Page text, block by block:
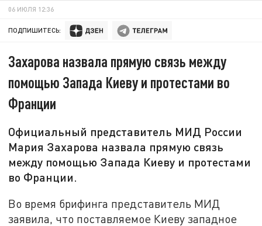
06 ИЮЛЯ 12:36
ПОДПИШИТЕСЬ:
Захарова назвала прямую связь между
помощью Запада Киеву и протестами во
Франции
Официальный представитель МИД России
Мария Захарова назвала прямую связь
между помощью Запада Киеву и протестами
во Франции.
Во время брифинга представитель МИД
заявила, что поставляемое Киеву западное